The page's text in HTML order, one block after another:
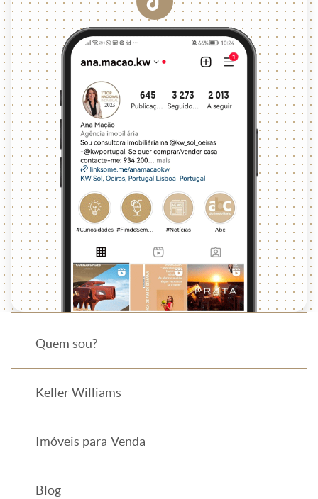
Quem sou?
Keller Williams
Imóveis para Venda
Blog